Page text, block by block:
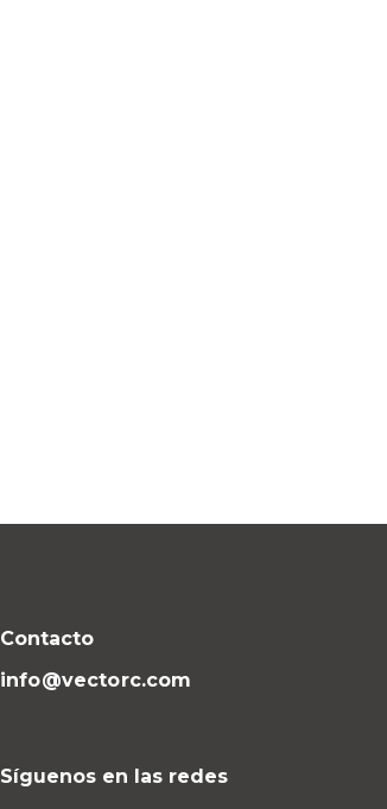
Contacto
info@vectorc.com
Síguenos en las redes